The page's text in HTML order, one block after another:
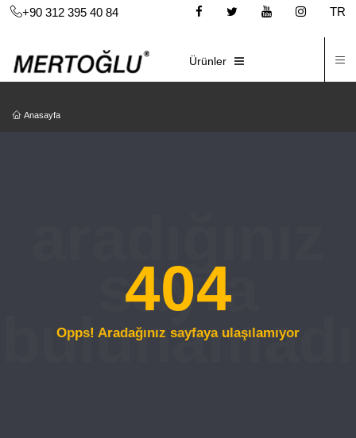
+90 312 395 40 84
TR
Ürünler
Anasayfa
404
Opps! Aradağınız sayfaya ulaşılamıyor